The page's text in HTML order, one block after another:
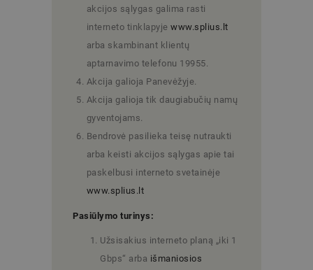
akcijos sąlygas galima rasti
interneto tinklapyje www.splius.lt
arba skambinant klientų
aptarnavimo telefonu 19955.
Akcija galioja Panevėžyje.
Akcija galioja tik daugiabučių namų
gyventojams.
Bendrovė pasilieka teisę nutraukti
arba keisti akcijos sąlygas apie tai
paskelbusi interneto svetainėje
www.splius.lt
Pasiūlymo turinys:
Užsisakius interneto planą „iki 1
Gbps“ arba išmaniosios